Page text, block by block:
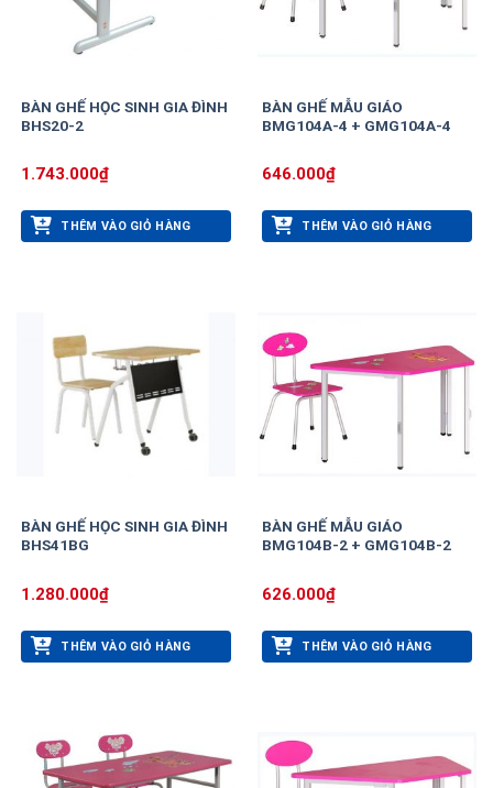
BÀN GHẾ HỌC SINH GIA ĐÌNH
BHS20-2
1.743.000₫
THÊM VÀO GIỎ HÀNG
BÀN GHẾ MẪU GIÁO
BMG104A-4 + GMG104A-4
646.000₫
THÊM VÀO GIỎ HÀNG
BÀN GHẾ HỌC SINH GIA ĐÌNH
BHS41BG
1.280.000₫
THÊM VÀO GIỎ HÀNG
BÀN GHẾ MẪU GIÁO
BMG104B-2 + GMG104B-2
626.000₫
THÊM VÀO GIỎ HÀNG